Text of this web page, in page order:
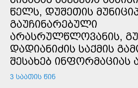
ᲬᲔᲚᲡ, ᲓᲣᲨᲔᲗᲘᲡ
ᲒᲐᲣᲩᲘᲜᲐᲠᲔᲑᲣᲚᲘ
ᲐᲠᲐᲡᲠᲣᲚᲬᲚᲝᲕᲐᲜᲘᲡ,
ᲓᲐᲓᲘᲐᲜᲘᲫᲘᲡ ᲡᲐᲥᲛᲘᲡ
ᲨᲔᲡᲐᲮᲔᲑ ᲘᲜᲤᲝᲠᲛᲐᲪᲘᲐᲡ
3 ᲡᲐᲐᲗᲘᲡ ᲬᲘᲜ